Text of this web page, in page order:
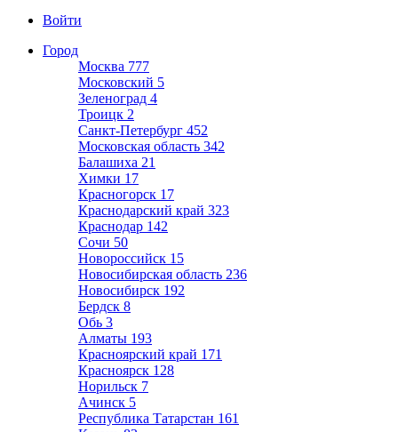
Войти
Город
Москва 777
Московский 5
Зеленоград 4
Троицк 2
Санкт-Петербург 452
Московская область 342
Балашиха 21
Химки 17
Красногорск 17
Краснодарский край 323
Краснодар 142
Сочи 50
Новороссийск 15
Новосибирская область 236
Новосибирск 192
Бердск 8
Обь 3
Алматы 193
Красноярский край 171
Красноярск 128
Норильск 7
Ачинск 5
Республика Татарстан 161